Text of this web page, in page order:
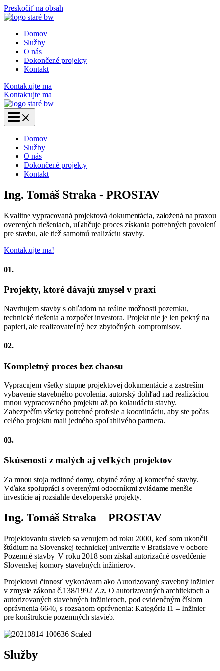
Preskočiť na obsah
Domov
Služby
O nás
Dokončené projekty
Kontakt
Kontaktujte ma
Kontaktujte ma
Domov
Služby
O nás
Dokončené projekty
Kontakt
Ing. Tomáš Straka - PROSTAV
Kvalitne vypracovaná projektová dokumentácia, založená na praxou
overených riešeniach, uľahčuje proces získania potrebných povolení
pre stavbu, ale tiež samotnú realizáciu stavby.
Kontaktujte ma!
01.
Projekty, ktoré dávajú zmysel v praxi
Navrhujem stavby s ohľadom na reálne možnosti pozemku,
technické riešenia a rozpočet investora. Projekt nie je len pekný na
papieri, ale realizovateľný bez zbytočných kompromisov.
02.
Kompletný proces bez chaosu
Vypracujem všetky stupne projektovej dokumentácie a zastreším
vybavenie stavebného povolenia, autorský dohľad nad realizáciou
mnou vypracovaného projektu až po kolaudáciu stavby.
Zabezpečím všetky potrebné profesie a koordináciu, aby ste počas
celého projektu mali jedného spoľahlivého partnera.
03.
Skúsenosti z malých aj veľkých projektov
Za mnou stoja rodinné domy, obytné zóny aj komerčné stavby.
Vďaka spolupráci s overenými odborníkmi zvládame menšie
investície aj rozsiahle developerské projekty.
Ing. Tomáš Straka – PROSTAV
Projektovaniu stavieb sa venujem od roku 2000, keď som ukončil
štúdium na Slovenskej technickej univerzite v Bratislave v odbore
Pozemné stavby. V roku 2018 som získal autorizačné osvedčenie
Slovenskej komory stavebných inžinierov.
Projektovú činnosť vykonávam ako Autorizovaný stavebný inžinier
v zmysle zákona č.138/1992 Z.z. O autorizovaných architektoch a
autorizovaných stavebných inžinieroch, pod evidenčným číslom
oprávnenia 6640, s rozsahom oprávnenia: Kategória I1 – Inžinier
pre konštrukcie pozemných stavieb.
Služby